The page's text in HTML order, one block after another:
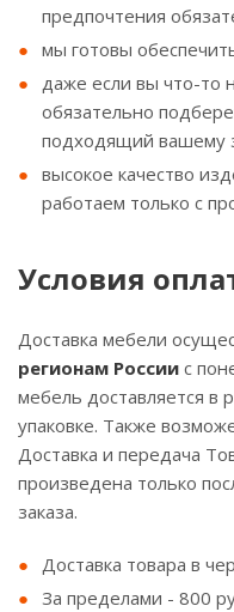
предпочтения
мы готовы
даже если вы что-то
обязательно
подходящий вашему
высокое качество
работаем только с
Условия
Доставка мебели
регионам России с
мебель доставляется в
упаковке. Также
Доставка и передача
произведена только
заказа.
Доставка товара в
За пределами - 800